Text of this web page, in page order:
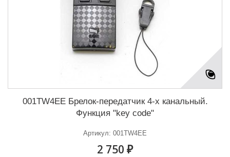
001TW4EE Брелок-передатчик 4-х канальный.
Функция "key code"
Артикул: 001TW4EE
2 750 ₽